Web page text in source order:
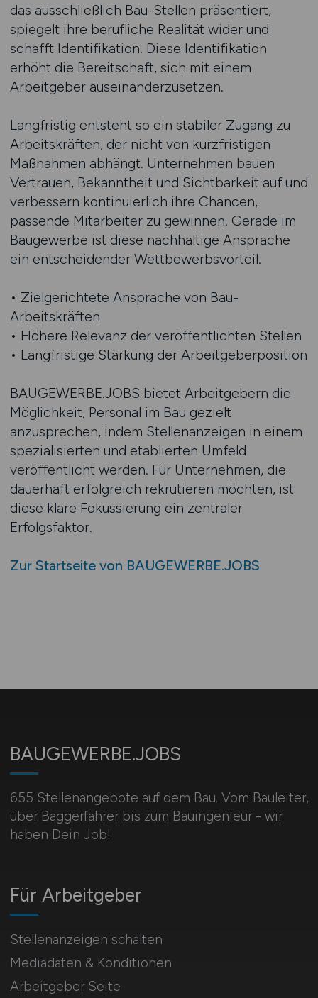
das ausschließlich Bau-Stellen präsentiert,
spiegelt ihre berufliche Realität wider und
schafft Identifikation. Diese Identifikation
erhöht die Bereitschaft, sich mit einem
Arbeitgeber auseinanderzusetzen.
Langfristig entsteht so ein stabiler Zugang zu
Arbeitskräften, der nicht von kurzfristigen
Maßnahmen abhängt. Unternehmen bauen
Vertrauen, Bekanntheit und Sichtbarkeit auf und
verbessern kontinuierlich ihre Chancen,
passende Mitarbeiter zu gewinnen. Gerade im
Baugewerbe ist diese nachhaltige Ansprache
ein entscheidender Wettbewerbsvorteil.
• Zielgerichtete Ansprache von Bau-
Arbeitskräften
• Höhere Relevanz der veröffentlichten Stellen
• Langfristige Stärkung der Arbeitgeberposition
BAUGEWERBE.JOBS bietet Arbeitgebern die
Möglichkeit, Personal im Bau gezielt
anzusprechen, indem Stellenanzeigen in einem
spezialisierten und etablierten Umfeld
veröffentlicht werden. Für Unternehmen, die
dauerhaft erfolgreich rekrutieren möchten, ist
diese klare Fokussierung ein zentraler
Erfolgsfaktor.
Zur Startseite von BAUGEWERBE.JOBS
BAUGEWERBE.JOBS
655 Stellenangebote auf dem Bau. Vom Bauleiter,
über Baggerfahrer bis zum Bauingenieur - wir
haben Dein Job!
Für Arbeitgeber
Stellenanzeigen schalten
Mediadaten & Konditionen
Arbeitgeber Seite